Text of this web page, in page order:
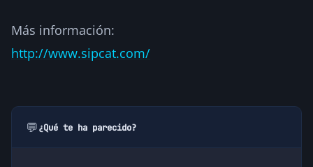
Más información:
http://www.sipcat.com/
💬¿Qué te ha parecido?